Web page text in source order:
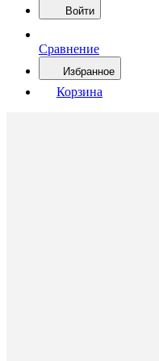
Войти
Сравнение
Избранное
Корзина